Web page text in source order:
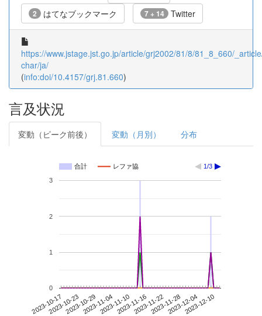
2 はてなブックマーク 7 + 14 Twitter
https://www.jstage.jst.go.jp/article/grj2002/81/8/81_8_660/
char/ja/
(info:doi/10.4157/grj.81.660)
言及状況
変動（ピーク前後） 変動（月別） 分布
合計 レファ協 1/3
2023-10-172023-10-232023-10-292023-11-042023-11-102023-11-162023-11-222023-11-282023-12-042023-12-10
0
1
2
3